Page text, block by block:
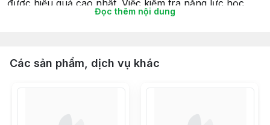
được hiệu quả cao nhất. Việc kiểm tra năng lực học
sinh lớp 3 giúp các em củng cố các kiến thức đã học
giáo viên có thể thiết kế các đề kiểm tra một cách phù
tối đa.
Đọc thêm nội dung
Các sản phẩm, dịch vụ khác